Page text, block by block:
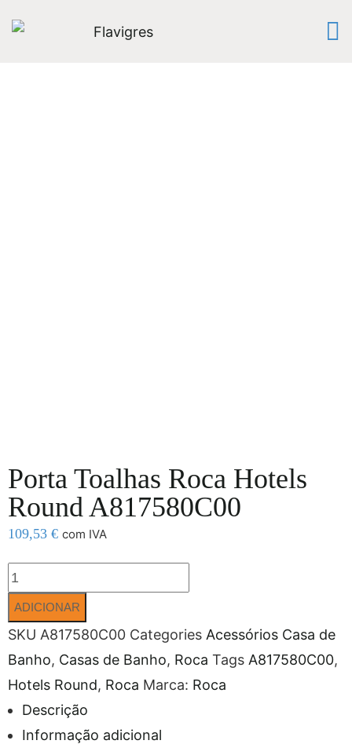
Porta Toalhas Roca Hotels
Round A817580C00
109,53 € com IVA
ADICIONAR
SKU A817580C00 Categories Acessórios Casa de
Banho, Casas de Banho, Roca Tags A817580C00,
Hotels Round, Roca Marca: Roca
Descrição
Informação adicional